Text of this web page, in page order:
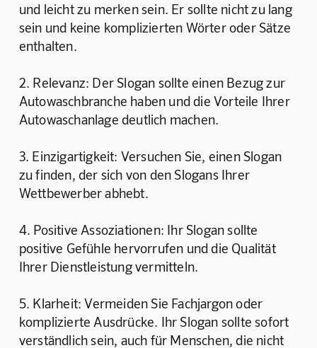
und leicht zu merken sein. Er sollte nicht zu lang
sein und keine komplizierten Wörter oder Sätze
enthalten.
2. Relevanz: Der Slogan sollte einen Bezug zur
Autowaschbranche haben und die Vorteile Ihrer
Autowaschanlage deutlich machen.
3. Einzigartigkeit: Versuchen Sie, einen Slogan
zu finden, der sich von den Slogans Ihrer
Wettbewerber abhebt.
4. Positive Assoziationen: Ihr Slogan sollte
positive Gefühle hervorrufen und die Qualität
Ihrer Dienstleistung vermitteln.
5. Klarheit: Vermeiden Sie Fachjargon oder
komplizierte Ausdrücke. Ihr Slogan sollte sofort
verständlich sein, auch für Menschen, die nicht